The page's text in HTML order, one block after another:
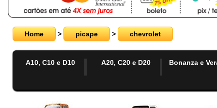
Home > picape > chevrolet
A10, C10 e D10 A20, C20 e D20 Bonanza e